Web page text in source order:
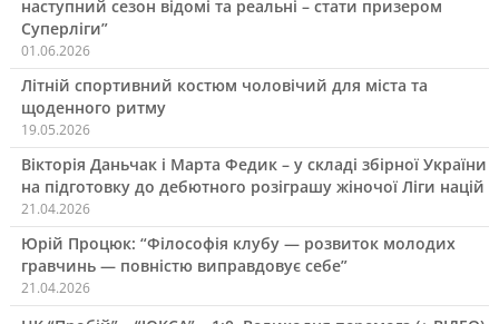
наступний сезон відомі та реальні – стати призером
Суперліги”
01.06.2026
Літній спортивний костюм чоловічий для міста та
щоденного ритму
19.05.2026
Вікторія Даньчак і Марта Федик – у складі збірної України
на підготовку до дебютного розіграшу жіночої Ліги націй
21.04.2026
Юрій Процюк: “Філософія клубу — розвиток молодих
гравчинь — повністю виправдовує себе”
21.04.2026